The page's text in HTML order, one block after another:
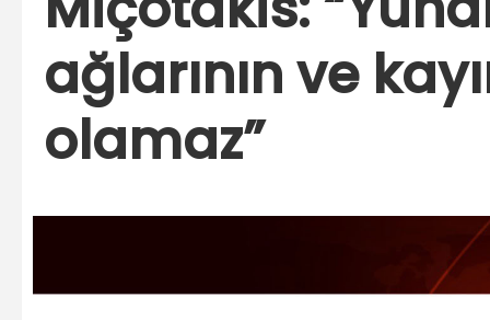
ağlarının ve
olamaz”